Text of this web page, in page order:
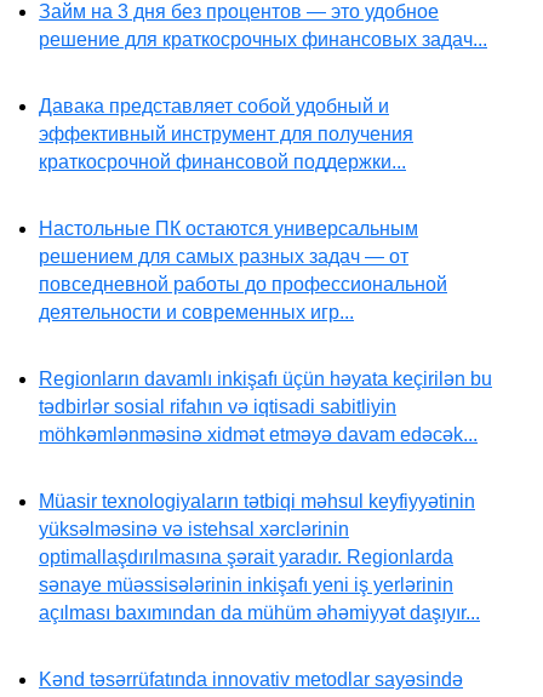
Займ на 3 дня без процентов — это удобное
решение для краткосрочных финансовых задач...
Давака представляет собой удобный и
эффективный инструмент для получения
краткосрочной финансовой поддержки...
Настольные ПК остаются универсальным
решением для самых разных задач — от
повседневной работы до профессиональной
деятельности и современных игр...
Regionların davamlı inkişafı üçün həyata keçirilən bu
tədbirlər sosial rifahın və iqtisadi sabitliyin
möhkəmlənməsinə xidmət etməyə davam edəcək...
Müasir texnologiyaların tətbiqi məhsul keyfiyyətinin
yüksəlməsinə və istehsal xərclərinin
optimallaşdırılmasına şərait yaradır. Regionlarda
sənaye müəssisələrinin inkişafı yeni iş yerlərinin
açılması baxımından da mühüm əhəmiyyət daşıyır...
Kənd təsərrüfatında innovativ metodlar sayəsində